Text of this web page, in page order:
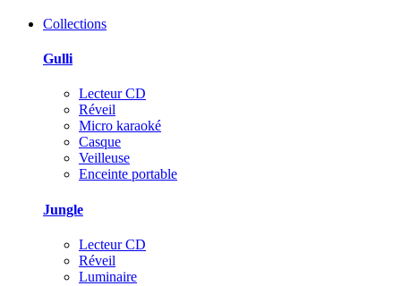
Collections
Gulli
Lecteur CD
Réveil
Micro karaoké
Casque
Veilleuse
Enceinte portable
Jungle
Lecteur CD
Réveil
Luminaire